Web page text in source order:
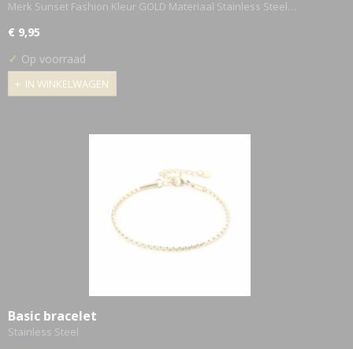
Merk Sunset Fashion Kleur GOLD Materiaal Stainless Steel…
€ 9,95
✓ Op voorraad
IN WINKELWAGEN
Basic bracelet
Stainless Steel